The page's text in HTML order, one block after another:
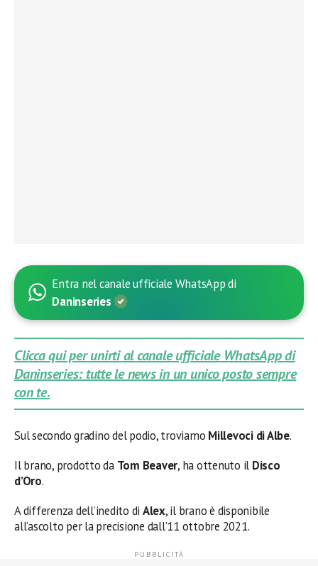
Entra nel canale ufficiale WhatsApp di
Daninseries
Clicca qui per unirti al canale ufficiale WhatsApp di
Daninseries: tutte le news in un unico posto sempre
con te.
Sul secondo gradino del podio, troviamo Millevoci di Albe.
Il brano, prodotto da Tom Beaver, ha ottenuto il Disco
d’Oro.
A differenza dell’inedito di Alex, il brano è disponibile
all’ascolto per la precisione dall’11 ottobre 2021.